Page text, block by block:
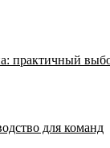
практичный
для команд